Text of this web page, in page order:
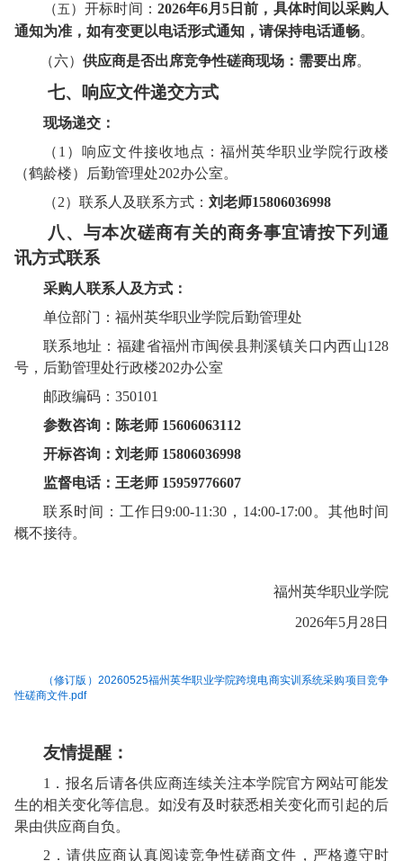
（五 ）开标时间 ： 2026年6月5 日前 ， 具体时间以采购人
通知为准，如有变更以电话形式通知，请保持电话通畅。
（六） 供应商是否出席竞争性磋商现场：需要出席。
七、 响应文件递交方式
现场递交：
（ 1） 响应文件接收地点：福州英华职业学院行政楼
（鹤龄楼）后勤管理处202办公室。
（2）联系人及联系方式： 刘老师15806036998
八、与本次磋商有关的商务事宜请按下列通
讯方式联系
采购人联系人及方式：
单位部门： 福州英华职业学院后勤管理处
联系地址： 福建省福州市闽侯县荆溪镇关口内西山128
号 ， 后勤管理处行政楼202办公室
邮政编码： 350101
参数咨询：陈老师 15606063112
开标咨询 ： 刘老师 15806036998
监督电话：王老师 15959776607
联系时间：工作日9:00-11:30 ， 14:00-17:00。其他时间
概不接待。
福州英华职业学院
2026年5月 28日
（修订版）20260525福州英华职业学院跨境电商实训系统采购项目竞争
性磋商文件.pdf
友情提醒：
1．报名后请各供应商连续关注本学院官方网站可能发
生的相关变化等信息。如没有及时获悉相关变化而引起的后
果由供应商自负。
2．请供应商认真阅读竞争性磋商文件， 严格遵守时